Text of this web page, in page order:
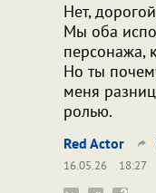
Нет,
Мы оба
персонажа,
Но ты
меня
ролью.
Red Actor
16.05.26
18:27